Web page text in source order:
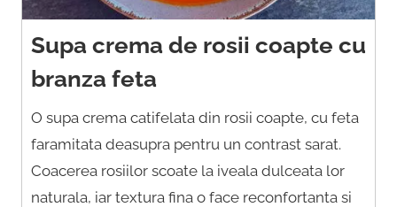
Supa crema de rosii coapte cu
branza feta
O supa crema catifelata din rosii coapte, cu feta
faramitata deasupra pentru un contrast sarat.
Coacerea rosiilor scoate la iveala dulceata lor
naturala, iar textura fina o face reconfortanta si